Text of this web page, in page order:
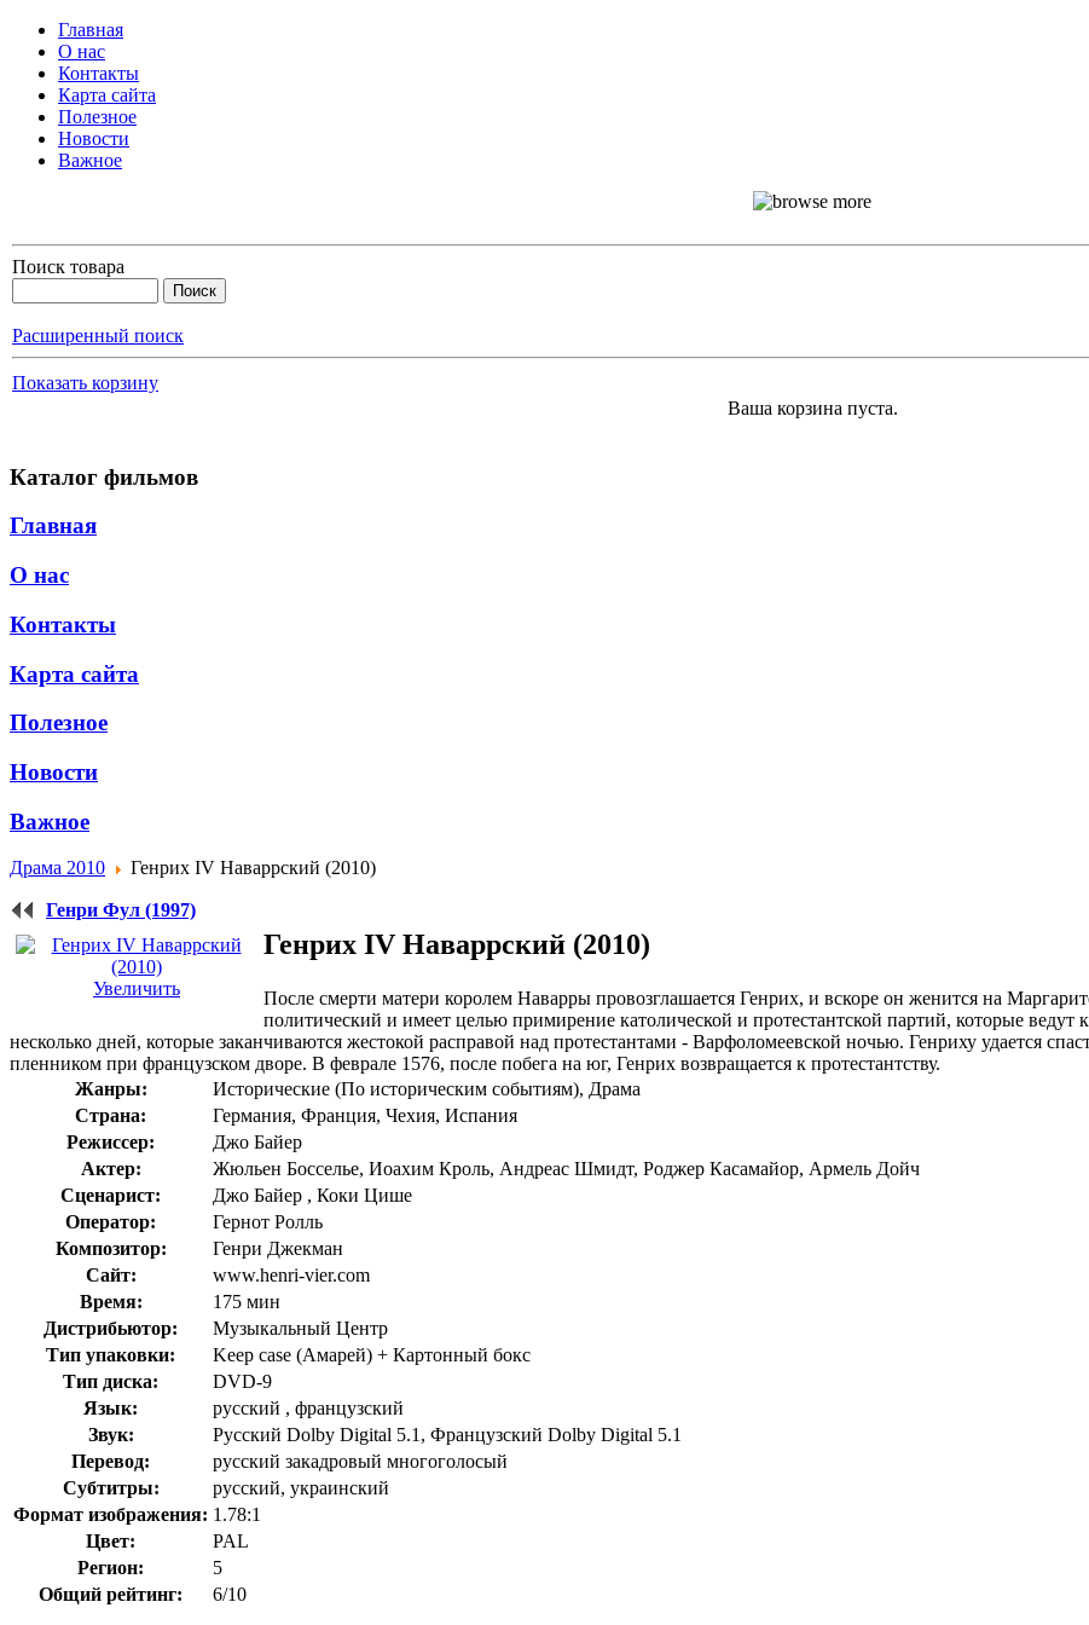
Главная
О нас
Контакты
Карта сайта
Полезное
Новости
Важное
Поиск товара
Расширенный поиск
Показать корзину
Ваша корзина пуста.
Каталог фильмов
Главная
О нас
Контакты
Карта сайта
Полезное
Новости
Важное
Драма 2010 Генрих IV Наваррский (2010)
Генри Фул (1997)
Увеличить
Генрих IV Наваррский (2010)
После смерти матери королем Наварры провозглашается Генрих, и вскоре он женится на
политический и имеет целью примирение католической и протестантской партий, которые ведут
несколько дней, которые заканчиваются жестокой расправой над протестантами - Варфоломеевской ночью. Генриху удается
пленником при французском дворе. В феврале 1576, после побега на юг, Генрих возвращается к протестантству.
Жанры:
Исторические (По историческим событиям), Драма
Страна:
Германия, Франция, Чехия, Испания
Режиссер:
Джо Байер
Актер:
Жюльен Босселье, Иоахим Кроль, Андреас Шмидт, Роджер Касамайор, Армель Дойч
Сценарист:
Джо Байер , Коки Цише
Оператор:
Гернот Ролль
Композитор:
Генри Джекман
Сайт:
www.henri-vier.com
Время:
175 мин
Дистрибьютор:
Музыкальный Центр
Тип упаковки:
Keep case (Амарей) + Картонный бокс
Тип диска:
DVD-9
Язык:
русский , французский
Звук:
Русский Dolby Digital 5.1, Французский Dolby Digital 5.1
Перевод:
русский закадровый многоголосый
Субтитры:
русский, украинский
Формат изображения: 1.78:1
Цвет:
PAL
Регион:
5
Общий рейтинг:
6/10